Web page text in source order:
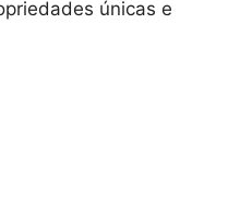
únicas e